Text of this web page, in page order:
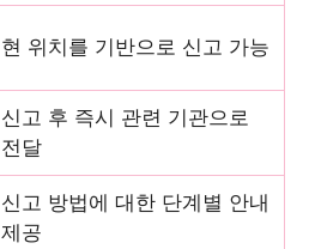
현 위치를 기반으로 신고 가능
신고 후 즉시 관련 기관으로
전달
신고 방법에 대한 단계별 안내
제공